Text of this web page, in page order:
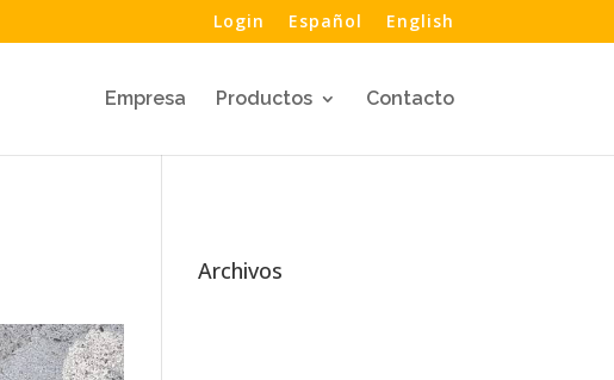
Login Español English
Empresa Productos Contacto
Archivos